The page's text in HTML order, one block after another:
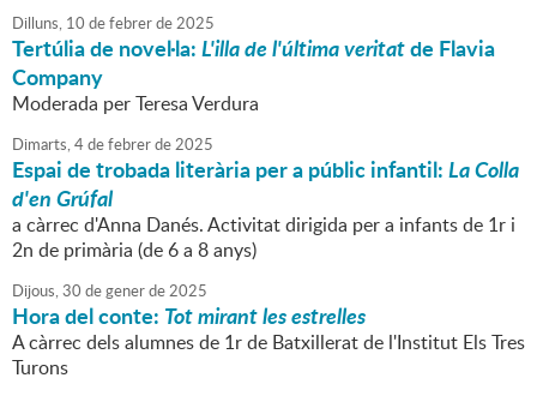
Dilluns, 10 defebrerde2025
Tertúlia de novel·la:L'illa de l'última veritatde Flavia
Company
Moderada per Teresa Verdura
Dimarts,4defebrerde2025
Espai de trobada literària per a públic infantil:La Colla
d'en Grúfal
a càrrec d'Anna Danés. Activitat dirigida per a infants de 1r i
2n de primària (de 6 a 8 anys)
Dijous,30 degenerde2025
Hora del conte: Tot mirant les estrelles
A càrrec dels alumnes de 1r de Batxillerat de l'Institut Els Tres
Turons